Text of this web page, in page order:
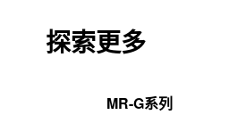
探索更多
MR-G系列